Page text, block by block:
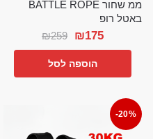
ממ שחור BATTLE ROPE
באטל רופ
₪259 ₪175
הוספה לסל
-20%